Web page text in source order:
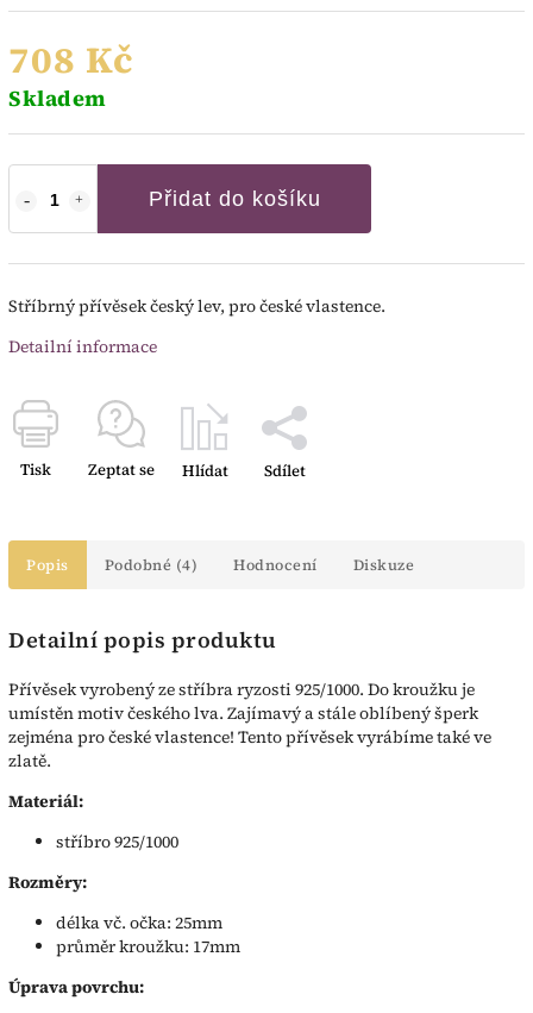
708 Kč
Skladem
Přidat do košíku
Stříbrný přívěsek český lev, pro české vlastence.
Detailní informace
Tisk Zeptat se Hlídat Sdílet
Popis Podobné (4) Hodnocení Diskuze
Detailní popis produktu
Přívěsek vyrobený ze stříbra ryzosti 925/1000. Do kroužku je
umístěn motiv českého lva. Zajímavý a stále oblíbený šperk
zejména pro české vlastence! Tento přívěsek vyrábíme také ve
zlatě.
Materiál:
stříbro 925/1000
Rozměry:
délka vč. očka: 25mm
průměr kroužku: 17mm
Úprava povrchu: